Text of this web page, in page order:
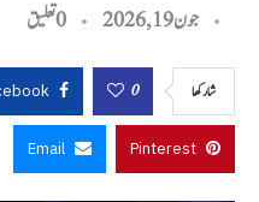
جون 19, 2026 0 تعليق
شاركها 0
Pinterest
Email